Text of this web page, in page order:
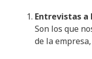
Entrevistas a
Son los que
de la